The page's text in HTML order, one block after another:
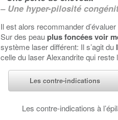
– Une hyper-pilosité
Il est alors recommander
Sur des peauplus foncées voir
système laser différent: Il s’agit du
celle du laser Alexandrite qui reste
Les contre-indications
Les contre-indications à